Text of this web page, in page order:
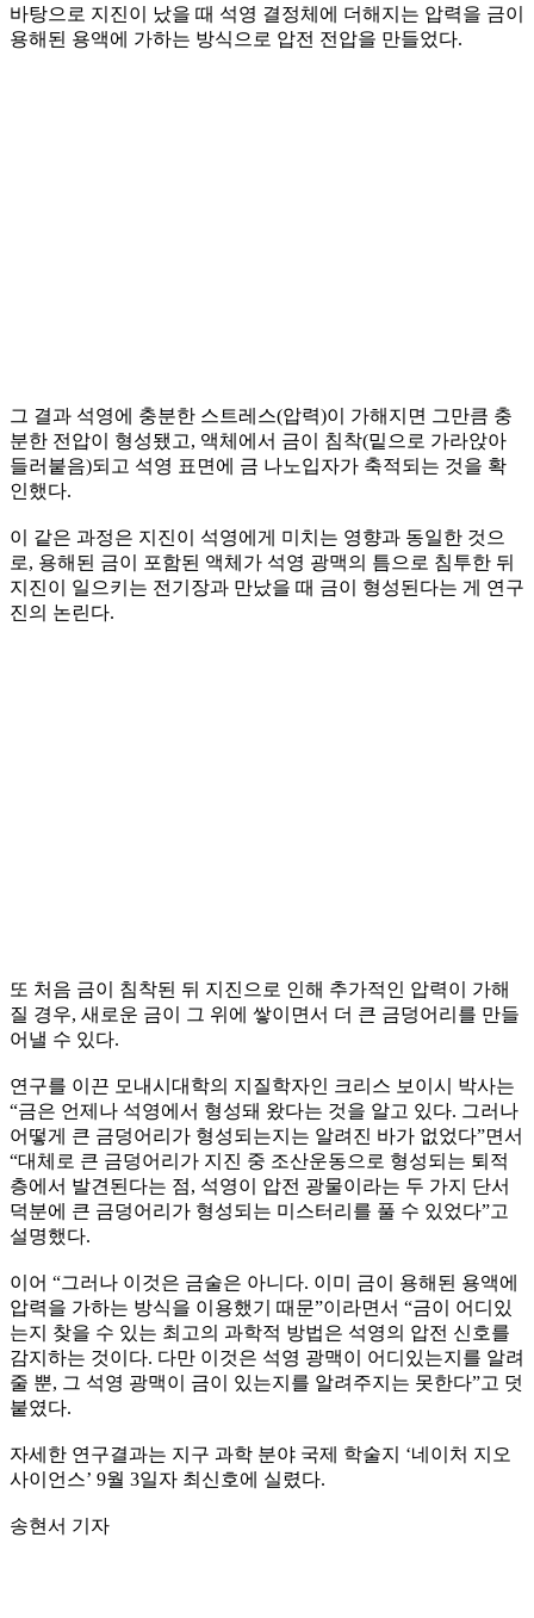
바탕으로 지진이 났을 때 석영 결정체에 더해지는 압력을 금이
용해된 용액에 가하는 방식으로 압전 전압을 만들었다.
그 결과 석영에 충분한 스트레스(압력)이 가해지면 그만큼 충
분한 전압이 형성됐고, 액체에서 금이 침착(밑으로 가라앉아
들러붙음)되고 석영 표면에 금 나노입자가 축적되는 것을 확
인했다.
이 같은 과정은 지진이 석영에게 미치는 영향과 동일한 것으
로, 용해된 금이 포함된 액체가 석영 광맥의 틈으로 침투한 뒤
지진이 일으키는 전기장과 만났을 때 금이 형성된다는 게 연구
진의 논린다.
또 처음 금이 침착된 뒤 지진으로 인해 추가적인 압력이 가해
질 경우, 새로운 금이 그 위에 쌓이면서 더 큰 금덩어리를 만들
어낼 수 있다.
연구를 이끈 모내시대학의 지질학자인 크리스 보이시 박사는
“금은 언제나 석영에서 형성돼 왔다는 것을 알고 있다. 그러나
어떻게 큰 금덩어리가 형성되는지는 알려진 바가 없었다”면서
“대체로 큰 금덩어리가 지진 중 조산운동으로 형성되는 퇴적
층에서 발견된다는 점, 석영이 압전 광물이라는 두 가지 단서
덕분에 큰 금덩어리가 형성되는 미스터리를 풀 수 있었다”고
설명했다.
이어 “그러나 이것은 금술은 아니다. 이미 금이 용해된 용액에
압력을 가하는 방식을 이용했기 때문”이라면서 “금이 어디있
는지 찾을 수 있는 최고의 과학적 방법은 석영의 압전 신호를
감지하는 것이다. 다만 이것은 석영 광맥이 어디있는지를 알려
줄 뿐, 그 석영 광맥이 금이 있는지를 알려주지는 못한다”고 덧
붙였다.
자세한 연구결과는 지구 과학 분야 국제 학술지 ‘네이처 지오
사이언스’ 9월 3일자 최신호에 실렸다.
송현서 기자